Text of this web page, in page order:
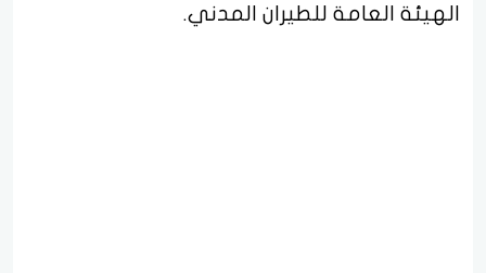
الهيئة العامة للطيران المدني.